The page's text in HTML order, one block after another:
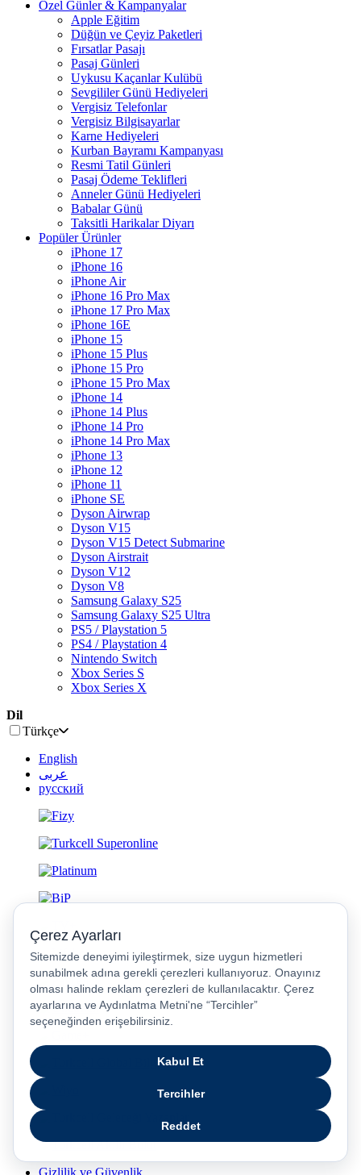
Özel Günler & Kampanyalar
Apple Eğitim
Düğün ve Çeyiz Paketleri
Fırsatlar Pasajı
Pasaj Günleri
Uykusu Kaçanlar Kulübü
Sevgililer Günü Hediyeleri
Vergisiz Telefonlar
Vergisiz Bilgisayarlar
Karne Hediyeleri
Kurban Bayramı Kampanyası
Resmi Tatil Günleri
Pasaj Ödeme Teklifleri
Anneler Günü Hediyeleri
Babalar Günü
Taksitli Harikalar Diyarı
Popüler Ürünler
iPhone 17
iPhone 16
iPhone Air
iPhone 16 Pro Max
iPhone 17 Pro Max
iPhone 16E
iPhone 15
iPhone 15 Plus
iPhone 15 Pro
iPhone 15 Pro Max
iPhone 14
iPhone 14 Plus
iPhone 14 Pro
iPhone 14 Pro Max
iPhone 13
iPhone 12
iPhone 11
iPhone SE
Dyson Airwrap
Dyson V15
Dyson V15 Detect Submarine
Dyson Airstrait
Dyson V12
Dyson V8
Samsung Galaxy S25
Samsung Galaxy S25 Ultra
PS5 / Playstation 5
PS4 / Playstation 4
Nintendo Switch
Xbox Series S
Xbox Series X
Dil
Türkçe
English
عربى
русский
Gizlilik ve Güvenlik